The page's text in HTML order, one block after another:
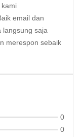
kami
email dan
langsung saja
merespon sebaik
0
0